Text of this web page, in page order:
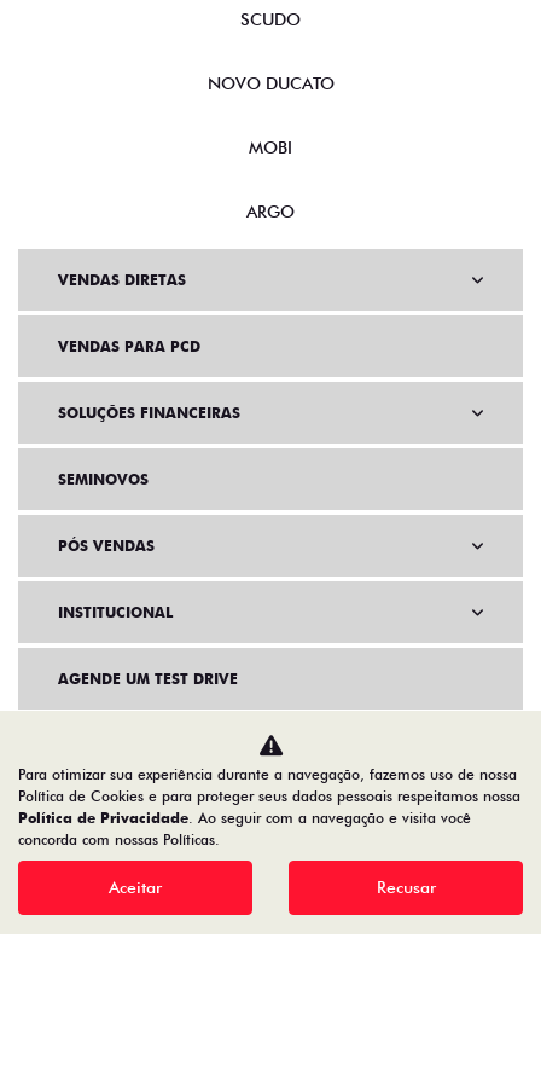
SCUDO
NOVO DUCATO
MOBI
ARGO
VENDAS DIRETAS
VENDAS PARA PCD
SOLUÇÕES FINANCEIRAS
SEMINOVOS
PÓS VENDAS
INSTITUCIONAL
AGENDE UM TEST DRIVE
Para otimizar sua experiência durante a navegação, fazemos uso de nossa
Política de Cookies e para proteger seus dados pessoais respeitamos nossa
Política de Privacidade. Ao seguir com a navegação e visita você
concorda com nossas Políticas.
Aceitar Recusar